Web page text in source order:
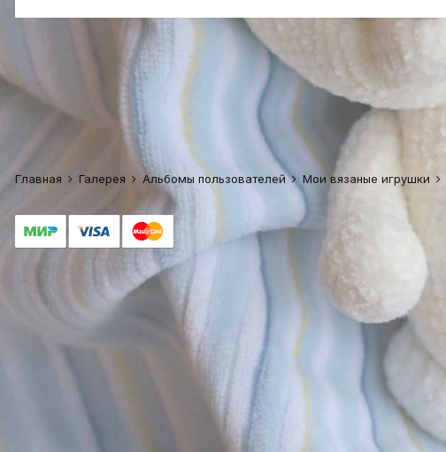
Главная Галерея Альбомы пользователей Мои вязаные игрушки